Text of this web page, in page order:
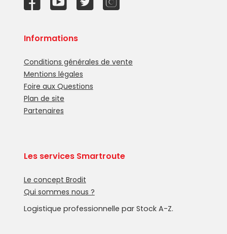
Informations
Conditions générales de vente
Mentions légales
Foire aux Questions
Plan de site
Partenaires
Les services Smartroute
Le concept Brodit
Qui sommes nous ?
Logistique professionnelle par Stock A-Z.